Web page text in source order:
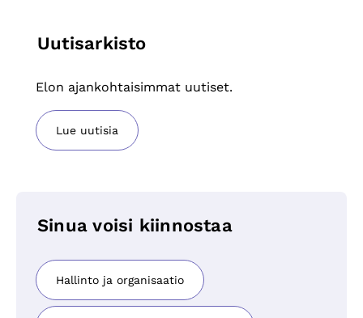
Uutisarkisto
Elon ajankohtaisimmat uutiset.
Lue uutisia
Sinua voisi kiinnostaa
Hallinto ja organisaatio